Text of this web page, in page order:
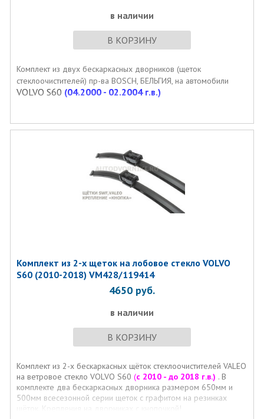
в наличии
В КОРЗИНУ
Комплект из двух бескаркаcных дворников (щеток
стеклоочистителей) пр-ва BOSCH, БЕЛЬГИЯ, на автомобили
VOLVO S60 (04.2000 - 02.2004 г.в.)
Комплект из 2-х щеток на лобовое стекло VOLVO
S60 (2010-2018) VM428/119414
4650 руб.
в наличии
В КОРЗИНУ
Комплект из 2-х бескаркасных щёток стеклоочистителей VALEO
на ветровое стекло VOLVO S60 (с 2010 - до 2018 г.в.) . В
комплекте два бескаркасных дворника размером 650мм и
500мм всесезонной серии щеток с графитом на резинках
щёток. Крепления на дворниках с кнопочкой!